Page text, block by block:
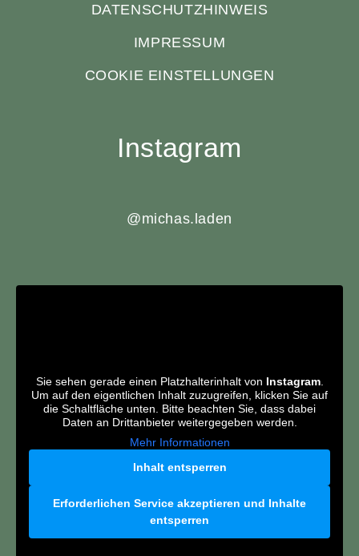
DATENSCHUTZHINWEIS
IMPRESSUM
COOKIE EINSTELLUNGEN
Instagram
@michas.laden
Sie sehen gerade einen Platzhalterinhalt von Instagram.
Um auf den eigentlichen Inhalt zuzugreifen, klicken Sie auf
die Schaltfläche unten. Bitte beachten Sie, dass dabei
Daten an Drittanbieter weitergegeben werden.
Mehr Informationen
Inhalt entsperren
Erforderlichen Service akzeptieren und Inhalte
entsperren